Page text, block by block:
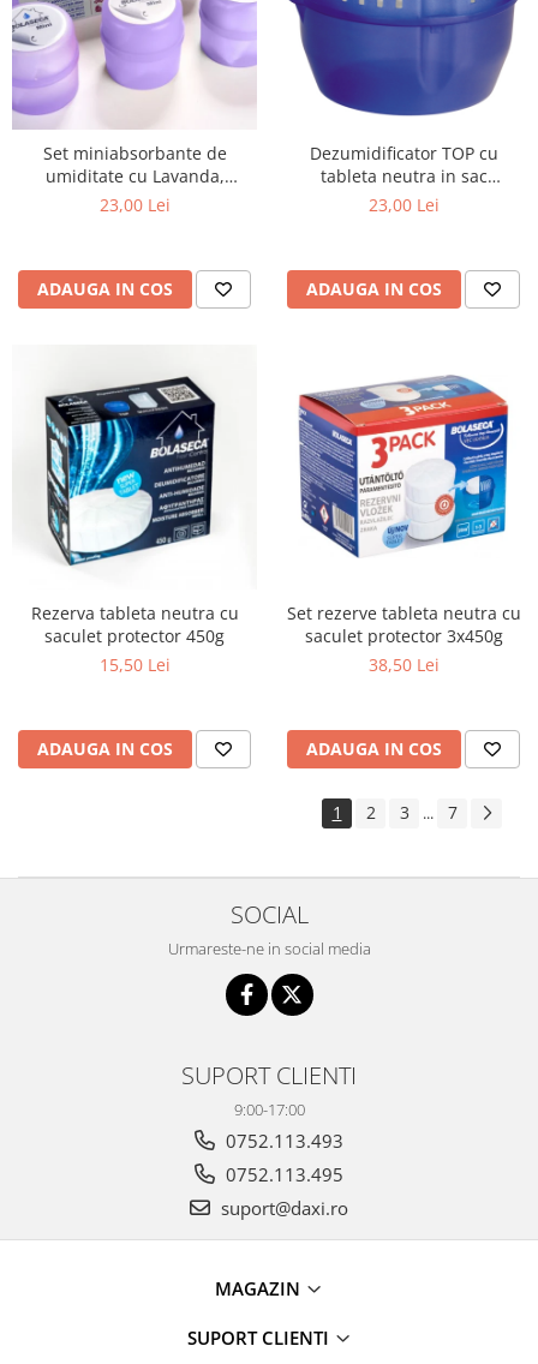
Set miniabsorbante de
umiditate cu Lavanda,
Trimini, 3x70g
23,00 Lei
ADAUGA IN COS
Dezumidificator TOP cu
tableta neutra in sac
protector 450 g
23,00 Lei
ADAUGA IN COS
Rezerva tableta neutra cu
saculet protector 450g
15,50 Lei
ADAUGA IN COS
Set rezerve tableta neutra cu
saculet protector 3x450g
38,50 Lei
ADAUGA IN COS
1 2 3 ... 7
SOCIAL
Urmareste-ne in social media
SUPORT CLIENTI
9:00-17:00
0752.113.493
0752.113.495
suport@daxi.ro
MAGAZIN
SUPORT CLIENTI